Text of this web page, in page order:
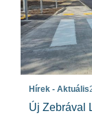
Hírek - Aktuális
Új Zebrával